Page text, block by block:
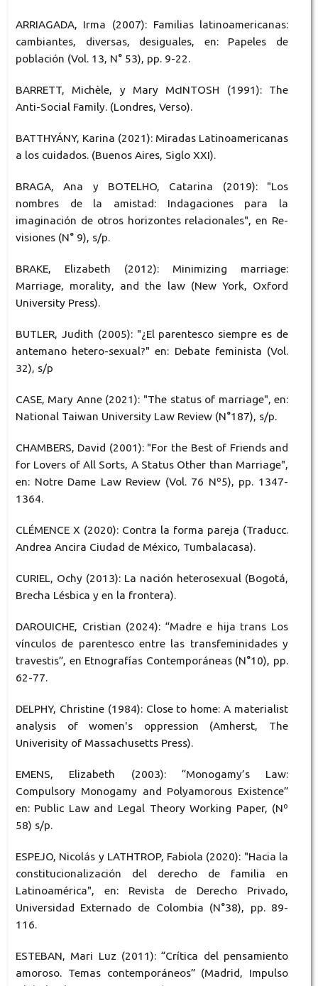
ARRIAGADA, Irma (2007): Familias latinoamericanas:
cambiantes, diversas, desiguales, en: Papeles de
población (Vol. 13, N° 53), pp. 9-22.
BARRETT, Michèle, y Mary McINTOSH (1991): The
Anti-Social Family. (Londres, Verso).
BATTHYÁNY, Karina (2021): Miradas Latinoamericanas
a los cuidados. (Buenos Aires, Siglo XXI).
BRAGA, Ana y BOTELHO, Catarina (2019): "Los
nombres de la amistad: Indagaciones para la
imaginación de otros horizontes relacionales", en Re-
visiones (N° 9), s/p.
BRAKE, Elizabeth (2012): Minimizing marriage:
Marriage, morality, and the law (New York, Oxford
University Press).
BUTLER, Judith (2005): "¿El parentesco siempre es de
antemano hetero-sexual?" en: Debate feminista (Vol.
32), s/p
CASE, Mary Anne (2021): "The status of marriage", en:
National Taiwan University Law Review (N°187), s/p.
CHAMBERS, David (2001): "For the Best of Friends and
for Lovers of All Sorts, A Status Other than Marriage",
en: Notre Dame Law Review (Vol. 76 Nº5), pp. 1347-
1364.
CLÉMENCE X (2020): Contra la forma pareja (Traducc.
Andrea Ancira Ciudad de México, Tumbalacasa).
CURIEL, Ochy (2013): La nación heterosexual (Bogotá,
Brecha Lésbica y en la frontera).
DAROUICHE, Cristian (2024): “Madre e hija trans Los
vínculos de parentesco entre las transfeminidades y
travestis”, en Etnografías Contemporáneas (N°10), pp.
62-77.
DELPHY, Christine (1984): Close to home: A materialist
analysis of women's oppression (Amherst, The
Univerisity of Massachusetts Press).
EMENS, Elizabeth (2003): “Monogamy’s Law:
Compulsory Monogamy and Polyamorous Existence”
en: Public Law and Legal Theory Working Paper, (Nº
58) s/p.
ESPEJO, Nicolás y LATHTROP, Fabiola (2020): "Hacia la
constitucionalización del derecho de familia en
Latinoamérica", en: Revista de Derecho Privado,
Universidad Externado de Colombia (N°38), pp. 89-
116.
ESTEBAN, Mari Luz (2011): “Crítica del pensamiento
amoroso. Temas contemporáneos” (Madrid, Impulso